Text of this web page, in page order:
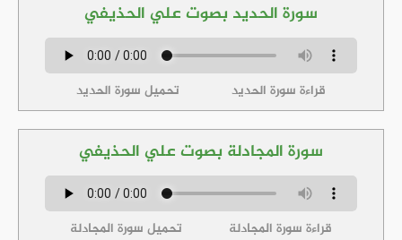
سورة الحديد بصوت علي الحذيفي
قراءة سورة الحديد تحميل سورة الحديد
سورة المجادلة بصوت علي الحذيفي
قراءة سورة المجادلة تحميل سورة المجادلة